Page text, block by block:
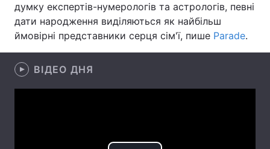
Тема оформлення
думку експертів-нумерологів та астрологів, певні
дати народження виділяються як найбільш
ймовірні представники серця сім'ї, пише Parade.
ВІДЕО ДНЯ